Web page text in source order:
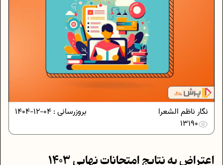
بروزرسانی : 04-12-1404
نگار ناظم الشعرا
13190
اعتراض به نتایج امتحانات نهایی ۱۴۰۳